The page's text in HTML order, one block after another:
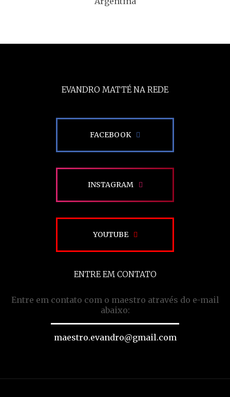
EVANDRO MATTÉ NA REDE
FACEBOOK
INSTAGRAM
YOUTUBE
ENTRE EM CONTATO
Entre em contato com o maestro através do e-mail
abaixo:
maestro.evandro@gmail.com